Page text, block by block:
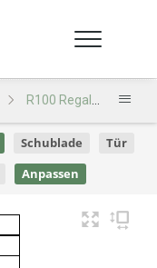
R100 Regal R100
Schublade Tür
Anpassen